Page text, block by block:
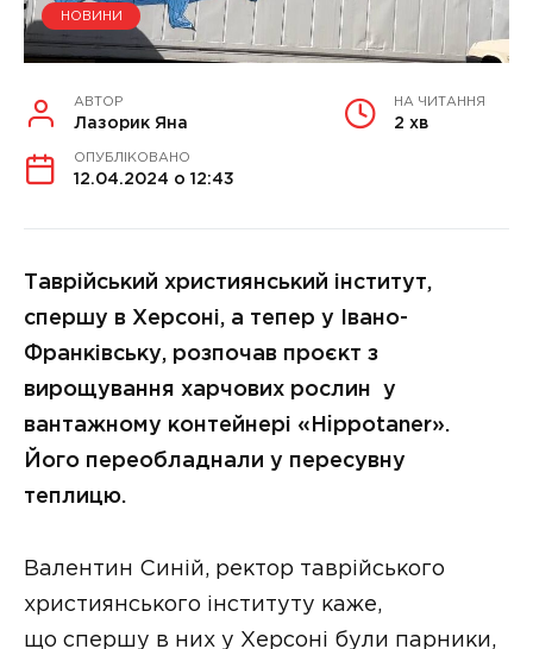
НОВИНИ
АВТОР
Лазорик Яна
НА ЧИТАННЯ
2 хв
ОПУБЛІКОВАНО
12.04.2024 о 12:43
Таврійський християнський інститут,
спершу в Херсоні, а тепер у Івано-
Франківську, розпочав проєкт з
вирощування харчових рослин у
вантажному контейнері «Hippotaner».
Його переобладнали у пересувну
теплицю.
Валентин Синій, ректор таврійського
християнського інституту каже,
що спершу в них у Херсоні були парники,